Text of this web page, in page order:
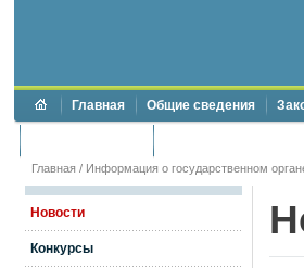
Главная Общие сведения
Главная / Информация о государственном
Новости
Конкурсы